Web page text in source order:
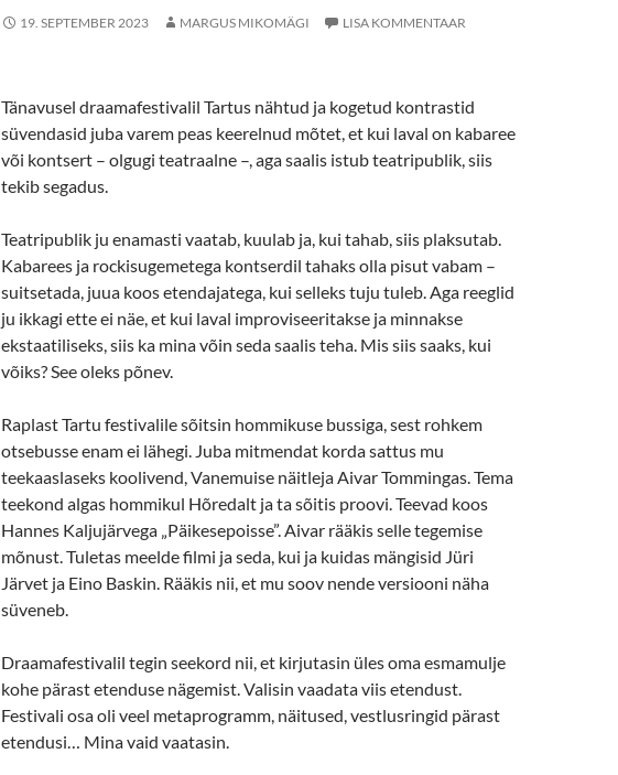
19. SEPTEMBER 2023 MARGUS MIKOMÄGI LISA KOMMENTAAR
Tänavusel draamafestivalil Tartus nähtud ja kogetud kontrastid
süvendasid juba varem peas keerelnud mõtet, et kui laval on kabaree
või kontsert – olgugi teatraalne –, aga saalis istub teatripublik, siis
tekib segadus.
Teatripublik ju enamasti vaatab, kuulab ja, kui tahab, siis plaksutab.
Kabarees ja rockisugemetega kontserdil tahaks olla pisut vabam –
suitsetada, juua koos etendajatega, kui selleks tuju tuleb. Aga reeglid
ju ikkagi ette ei näe, et kui laval improviseeritakse ja minnakse
ekstaatiliseks, siis ka mina võin seda saalis teha. Mis siis saaks, kui
võiks? See oleks põnev.
Raplast Tartu festivalile sõitsin hommikuse bussiga, sest rohkem
otsebusse enam ei lähegi. Juba mitmendat korda sattus mu
teekaaslaseks koolivend, Vanemuise näitleja Aivar Tommingas. Tema
teekond algas hommikul Hõredalt ja ta sõitis proovi. Teevad koos
Hannes Kaljujärvega „Päikesepoisse”. Aivar rääkis selle tegemise
mõnust. Tuletas meelde filmi ja seda, kui ja kuidas mängisid Jüri
Järvet ja Eino Baskin. Rääkis nii, et mu soov nende versiooni näha
süveneb.
Draamafestivalil tegin seekord nii, et kirjutasin üles oma esmamulje
kohe pärast etenduse nägemist. Valisin vaadata viis etendust.
Festivali osa oli veel metaprogramm, näitused, vestlusringid pärast
etendusi… Mina vaid vaatasin.